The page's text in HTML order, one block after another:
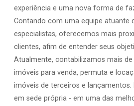
experiência e uma nova forma de
Contando com uma equipe atuante
especialistas, oferecemos mais
clientes, afim de entender seus
Atualmente, contabilizamos mais
imóveis para venda, permuta e
imóveis de terceiros e
em sede própria - em uma das